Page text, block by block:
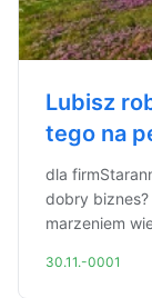
Lubisz
tego na
dla
dobry
marzeniem
30.11.-0001